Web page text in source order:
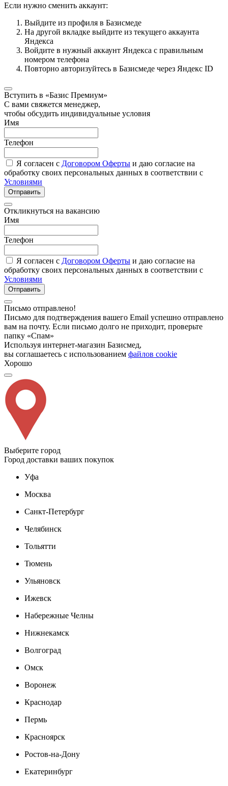
Если нужно сменить аккаунт:
Выйдите из профиля в Базисмеде
На другой вкладке выйдите из текущего аккаунта
Яндекса
Войдите в нужный аккаунт Яндекса с правильным
номером телефона
Повторно авторизуйтесь в Базисмеде через Яндекс ID
Вступить в «Базис Премиум»
С вами свяжется менеджер,
чтобы обсудить индивидуальные условия
Имя
Телефон
Я согласен с Договором Оферты и даю согласие на
обработку своих персональных данных в соответствии с
Условиями
Отправить
Откликнуться на вакансию
Имя
Телефон
Я согласен с Договором Оферты и даю согласие на
обработку своих персональных данных в соответствии с
Условиями
Отправить
Письмо отправлено!
Письмо для подтверждения вашего Email успешно отправлено
вам на почту. Если письмо долго не приходит, проверьте
папку «Спам»
Используя интернет-магазин Базисмед,
вы соглашаетесь с использованием файлов cookie
Хорошо
Выберите город
Город доставки ваших покупок
Уфа
Москва
Санкт-Петербург
Челябинск
Тольятти
Тюмень
Ульяновск
Ижевск
Набережные Челны
Нижнекамск
Волгоград
Омск
Воронеж
Краснодар
Пермь
Красноярск
Ростов-на-Дону
Екатеринбург